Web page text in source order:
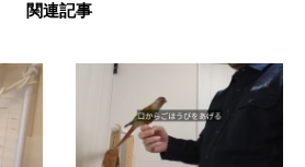
関連記事